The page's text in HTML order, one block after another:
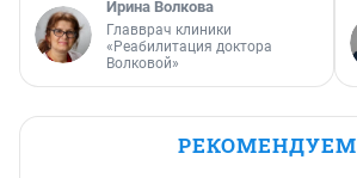
Ирина Волкова
Главврач клиники
«Реабилитация доктора
Волковой»
РЕКОМЕНДУЕМ